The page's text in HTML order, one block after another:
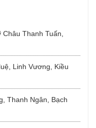
Thanh Tuấn,
Linh Vương, Kiều
Thanh Ngân, Bạch